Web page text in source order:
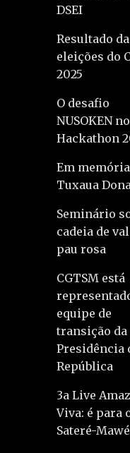
DSEI
Resultado
eleições do
2025
O desafio
NUSOKEN no
Hackathon
Em
Tuxaua
Seminário
cadeia de
pau rosa
CGTSM está
equipe de
transição da
Presidência
República
3a Live
Viva: é para
Sateré-Mawé